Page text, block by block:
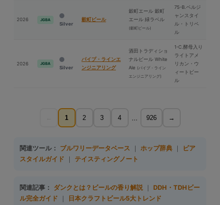
2026 JGBA
Silver
穀町ビール
穀町エール 穀町
エール 緑ラベル
(穀町ビール)
75-B.ベルジ
ャンスタイ
ル・トリペ
ル
2026 JGBA
Silver
パイプ・ラインエ
ンジニアリング
酒⽥トラディショ
ナルビール White
Ale (パイプ・ライン
エンジニアリング)
1-C.酵⺟入り
ライトアメ
リカン・ウ
ィートビー
ル
1 2 3 4 ... 926 →
関連ツール： ブルワリーデータベース ホップ辞典
ビア
スタイルガイド
テイスティングノート
関連記事： ダンクとは？ビールの香り解説
DDH・TDHビー
ル完全ガイド
日本クラフトビール5大トレンド